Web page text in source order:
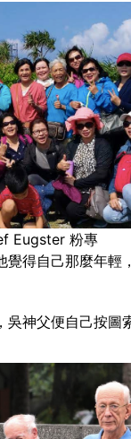
Eugster 粉專
得自己那麼年輕
神父便自己按